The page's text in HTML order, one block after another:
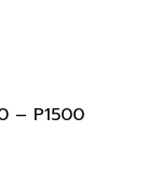
– P1500